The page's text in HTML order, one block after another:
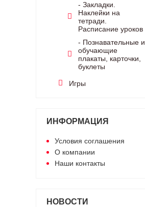
- Закладки.
Наклейки на
тетради.
Расписание уроков
- Познавательные и
обучающие
плакаты, карточки,
буклеты
Игры
ИНФОРМАЦИЯ
Условия соглашения
О компании
Наши контакты
НОВОСТИ